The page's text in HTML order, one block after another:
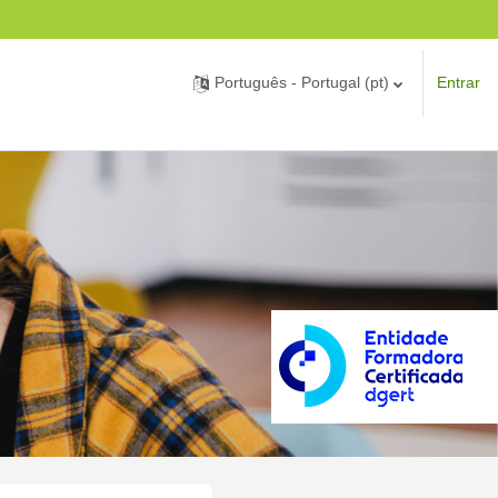
Português - Portugal ‎(pt)‎ Entrar